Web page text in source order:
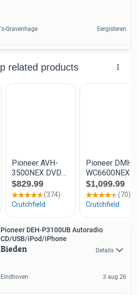
's-Gravenhage Eergisteren
Pioneer DEH-P3100UB Autoradio
CD/USB/iPod/iPhone
Bieden Details
Eindhoven 3 aug 26